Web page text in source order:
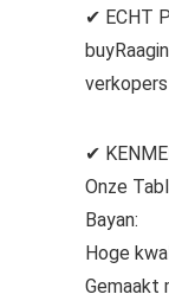
✔ ECHT
✔
Onze
Bayan:
Hoge
Gemaakt